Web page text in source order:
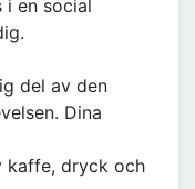
i en social
del av den
Dina
kaffe, dryck och